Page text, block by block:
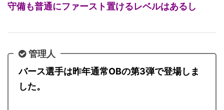
守備も普通にファースト置けるレベルはあるし
管理人
バース選手は昨年通常OBの第3弾で登場しま
した。